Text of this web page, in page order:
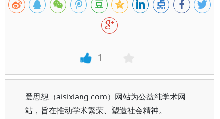
1
爱思想（aisixiang.com）网站为公益纯学术网
站，旨在推动学术繁荣、塑造社会精神。